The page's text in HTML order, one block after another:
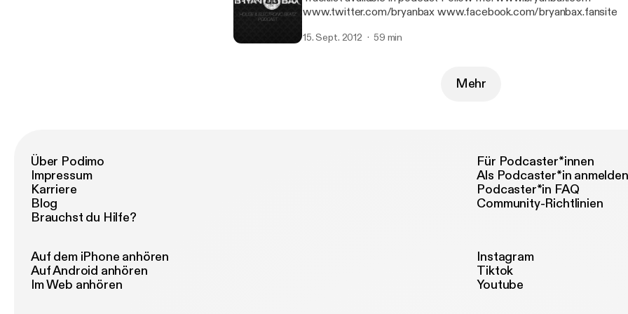
www.twitter.com/bryanbax www.facebook.com/bryanbax.fansite
15. Sept. 2012 59 min
Mehr
Über Podimo
Impressum
Karriere
Blog
Brauchst du Hilfe?
Für Podcaster*innen
Als Podcaster*in anmelden
Podcaster*in FAQ
Community-Richtlinien
Auf dem iPhone anhören
Auf Android anhören
Im Web anhören
Instagram
Tiktok
Youtube